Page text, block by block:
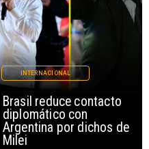
China restringe
exportación de drones a
EEUU y sanciona
empresas
INTERNACIONAL